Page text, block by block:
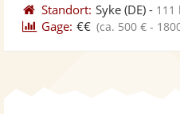
Standort: Syke (DE) - 111
Gage: €€ (ca. 500 € -